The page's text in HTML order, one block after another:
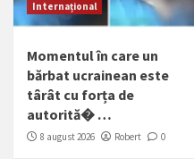
Internațional
Momentul în care un
bărbat ucrainean este
târât cu forța de
autorită� …
8 august 2026 Robert 0